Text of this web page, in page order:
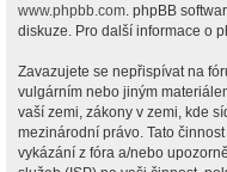
www.phpbb.com. phpBB
diskuze. Pro další informace o
Zavazujete se nepřispívat na
vulgárním nebo jiným
vaší zemi, zákony v zemi, kde
mezinárodní právo. Tato
vykázání z fóra a/nebo